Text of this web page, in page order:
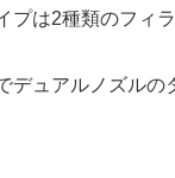
プは2種類のフィ
デュアルノズルの